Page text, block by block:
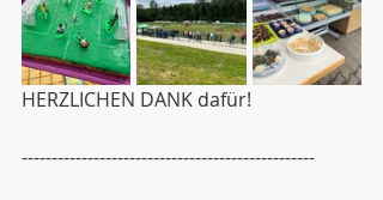
HERZLICHEN DANK dafür!
-------------------------------------------------